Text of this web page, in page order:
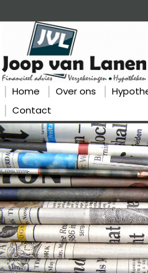
Home Over ons
Contact